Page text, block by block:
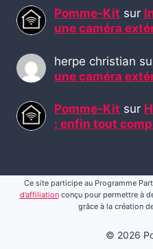
Pomme-Kit sur
une caméra
herpe christian
une caméra
Pomme-Kit sur
: enfin tout
Ce site participe au Programme
d’affiliationconçu pour permettre à
grâce à la création
© 2026